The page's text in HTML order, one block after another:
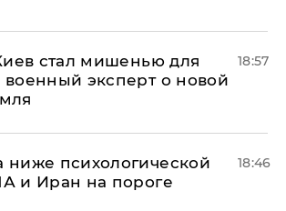
стал мишенью для
военный эксперт о новой
18:57
ниже психологической
и Иран на пороге
18:46